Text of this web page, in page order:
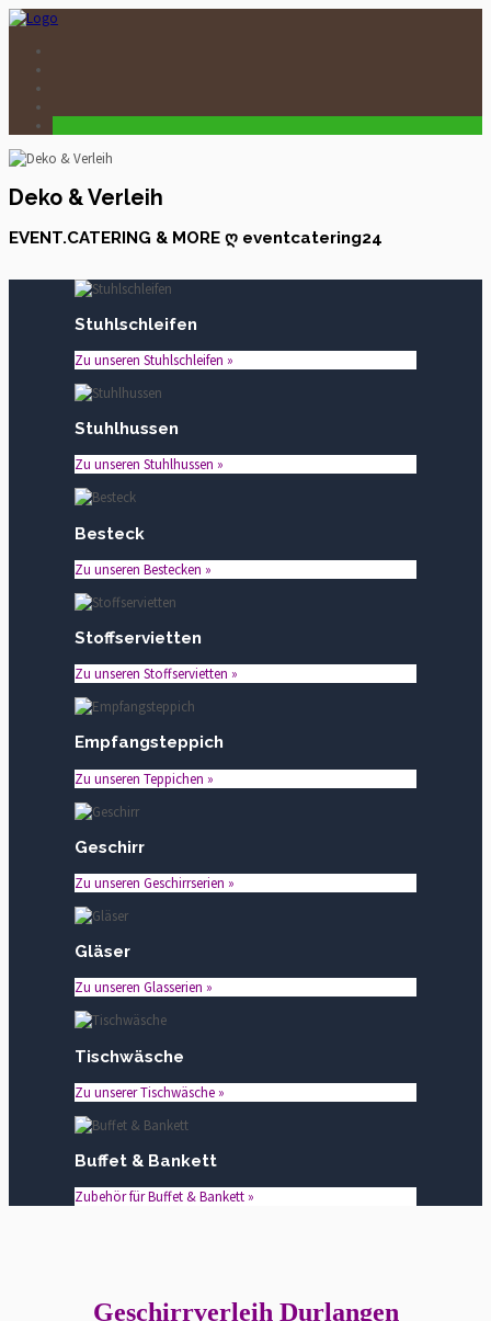
Deko & Verleih
EVENT.CATERING & MORE ღ eventcatering24
Stuhlschleifen
Zu unseren Stuhlschleifen »
Stuhlhussen
Zu unseren Stuhlhussen »
Besteck
Zu unseren Bestecken »
Stoffservietten
Zu unseren Stoffservietten »
Empfangsteppich
Zu unseren Teppichen »
Geschirr
Zu unseren Geschirrserien »
Gläser
Zu unseren Glasserien »
Tischwäsche
Zu unserer Tischwäsche »
Buffet & Bankett
Zubehör für Buffet & Bankett »
Geschirrverleih Durlangen